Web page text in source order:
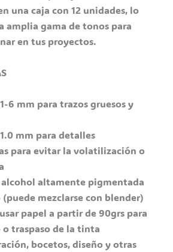
una caja con 12 unidades, lo
amplia gama de tonos para
en tus proyectos.
6 mm para trazos gruesos y
mm para detalles
para evitar la volatilización o
alcohol altamente pigmentada
mezclarse con blender)
papel a partir de 90grs para
traspaso de la tinta
bocetos, diseño y otras